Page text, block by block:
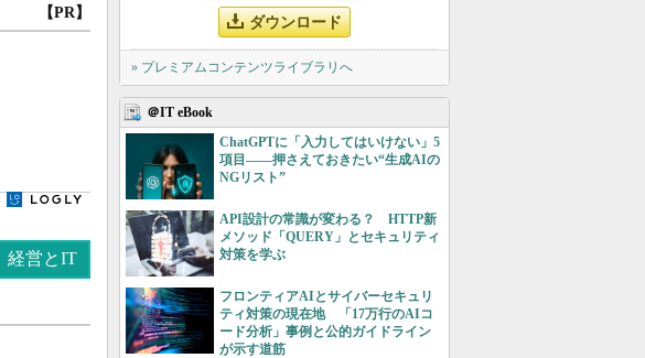
【PR】
経営とIT
ダウンロード
» プレミアムコンテンツライブラリへ
＠IT eBook
ChatGPTに「入力してはいけない」5
項目――押さえておきたい“生成AIの
NGリスト”
API設計の常識が変わる？ HTTP新
メソッド「QUERY」とセキュリティ
対策を学ぶ
フロンティアAIとサイバーセキュリ
ティ対策の現在地 「17万行のAIコ
ード分析」事例と公的ガイドライン
が示す道筋